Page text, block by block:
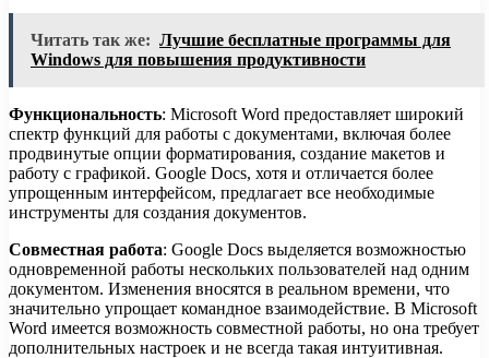
Читать так же: Лучшие бесплатные программы для
Windows для повышения продуктивности
Функциональность: Microsoft Word предоставляет широкий
спектр функций для работы с документами, включая более
продвинутые опции форматирования, создание макетов и
работу с графикой. Google Docs, хотя и отличается более
упрощенным интерфейсом, предлагает все необходимые
инструменты для создания документов.
Совместная работа: Google Docs выделяется возможностью
одновременной работы нескольких пользователей над одним
документом. Изменения вносятся в реальном времени, что
значительно упрощает командное взаимодействие. В Microsoft
Word имеется возможность совместной работы, но она требует
дополнительных настроек и не всегда такая интуитивная.